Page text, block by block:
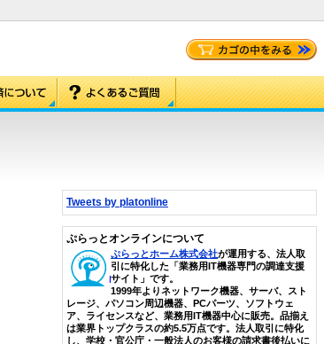
Tweets by platonline
ぷらっとオンラインについて
ぷらっとホーム株式会社が運用する、法人取
引に特化した「業務用IT機器専門の調達支援
サイト」です。
1999年よりネットワーク機器、サーバ、スト
レージ、パソコン周辺機器、PCパーツ、ソフトウェ
ア、ライセンスなど、業務用IT機器中心に販売。品揃え
は業界トップクラスの約5.5万点です。法人取引に特化
し、学校・官公庁・一般法人のお客様の請求書後払いに